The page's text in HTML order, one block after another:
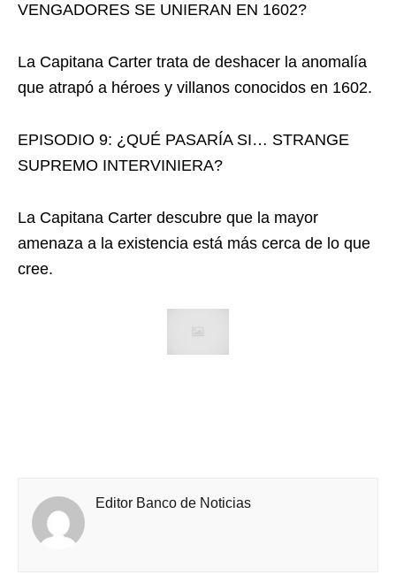
VENGADORES SE UNIERAN EN 1602?
La Capitana Carter trata de deshacer la anomalía
que atrapó a héroes y villanos conocidos en 1602.
EPISODIO 9: ¿QUÉ PASARÍA SI… STRANGE
SUPREMO INTERVINIERA?
La Capitana Carter descubre que la mayor
amenaza a la existencia está más cerca de lo que
cree.
Editor Banco de Noticias